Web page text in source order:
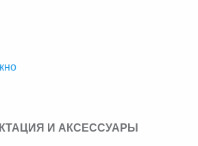
И АКСЕССУАРЫ